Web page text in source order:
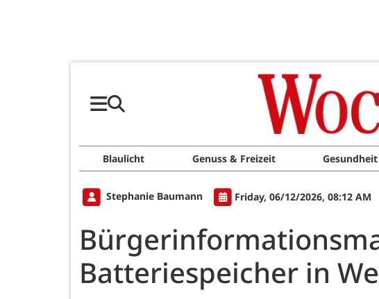
Blaulicht Genuss & Freizeit Gesundheit
Stephanie Baumann Friday, 06/12/2026, 08:12 AM
Batteriespeicher in